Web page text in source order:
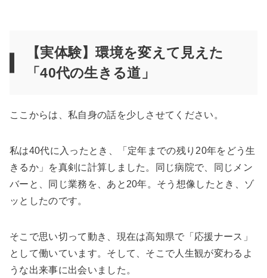
【実体験】環境を変えて見えた
「40代の生きる道」
ここからは、私自身の話を少しさせてください。
私は40代に入ったとき、「定年までの残り20年をどう生
きるか」を真剣に計算しました。同じ病院で、同じメン
バーと、同じ業務を、あと20年。そう想像したとき、ゾ
ッとしたのです。
そこで思い切って動き、現在は高知県で「応援ナース」
として働いています。そして、そこで人生観が変わるよ
うな出来事に出会いました。